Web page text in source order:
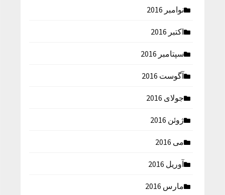
نوامبر 2016
اکتبر 2016
سپتامبر 2016
آگوست 2016
جولای 2016
ژوئن 2016
می 2016
آوریل 2016
مارس 2016